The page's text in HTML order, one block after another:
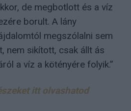
de megbotlott és a víz
borult. A lány
megszólalni sem
nem sikított, csak állt ás
a víz a kötényére folyik.”
itt olvashatod